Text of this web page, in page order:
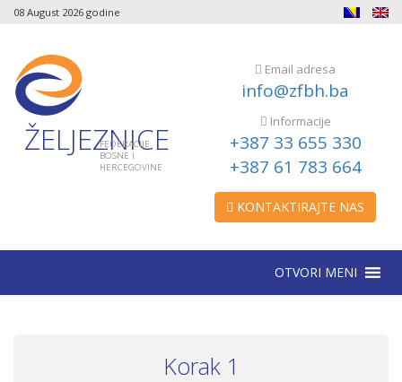
08 August 2026 godine
ŽELJEZNICE
FEDERACIJE
BOSNE I
HERCEGOVINE
Email adresa
info@zfbh.ba
Informacije
+387 33 655 330
+387 61 783 664
KONTAKTIRAJTE NAS
OTVORI MENI
Korak 1